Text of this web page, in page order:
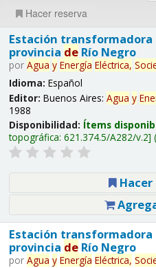
Hacer reserva
Estación transformadora
provincia deRío Negro
por Agua y Energía Eléctrica,
Idioma: Español
Editor: Buenos Aires: Agua y
1988
Disponibilidad: Ítems
topográfica: 621.374.5/A282/v.2
Hacer
Estación transformadora
provincia deRío Negro
por Agua y Energía Eléctrica,